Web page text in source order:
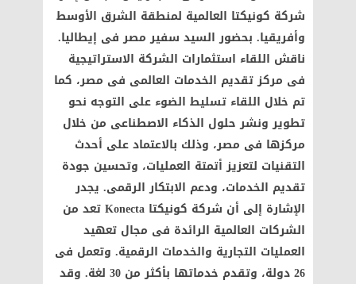
شركة كونيكتا العالمية لمنطقة الشرق الأوسط
وأفريقيا. بحضور السيد سفير مصر فى إيطاليا.
ناقش اللقاء استثمارات الشركة الاستراتيجية
فى مركز تقديم الخدمات العالمى فى مصر، كما
تم خلال اللقاء تسليط الضوء على التوجه نحو
تطوير ونشر حلول الذكاء الاصطناعى من خلال
مركزها فى مصر، وذلك بالاعتماد على أحدث
التقنيات لتعزيز أتمتة العمليات، وتحسين جودة
تقديم الخدمات، ودعم الابتكار الرقمى. يجدر
الإشارة إلى أن شركة كونيكتا Konecta تعد من
الشركات العالمية الرائدة فى مجال تعهيد
العمليات التجارية والخدمات الرقمية. وتعمل فى
26 دولة، وتقدم خدماتها بأكثر من 30 لغة. وقد